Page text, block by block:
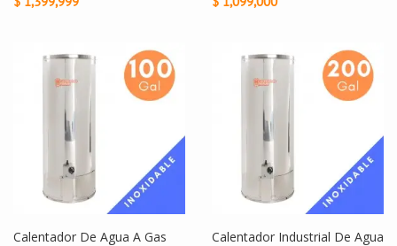
Calentador De Agua A Gas
Calentador Industrial De Agua